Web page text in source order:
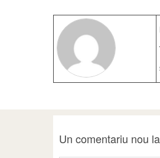
Un comentariu nou